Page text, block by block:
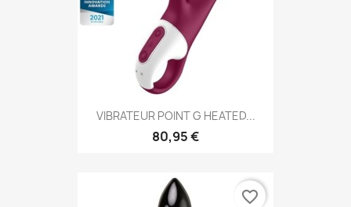
VIBRATEUR POINT G HEATED...
80,95 €
favorite_border